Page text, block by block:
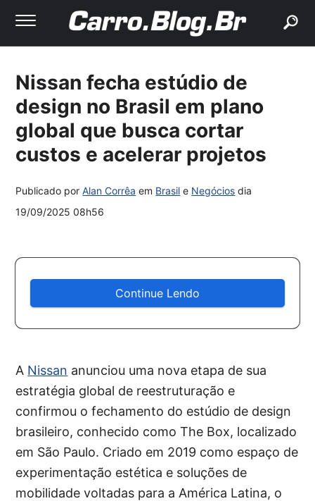
Nissan fecha estúdio de
design no Brasil em plano
global que busca cortar
custos e acelerar projetos
Publicado porAlan Corrêa em Brasil e Negócios dia
19/09/2025 08h56
Continue Lendo
A Nissan anunciou uma nova etapa de sua
estratégia global de reestruturação e
confirmou o fechamento do estúdio de design
brasileiro, conhecido como The Box, localizado
em São Paulo. Criado em 2019 como espaço de
experimentação estética e soluções de
mobilidade voltadas para a América Latina, o